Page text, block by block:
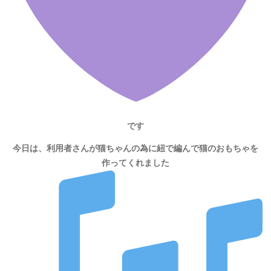
です
今日は、利用者さんが猫ちゃんの為に紐で編んで猫のおもちゃを
作ってくれました